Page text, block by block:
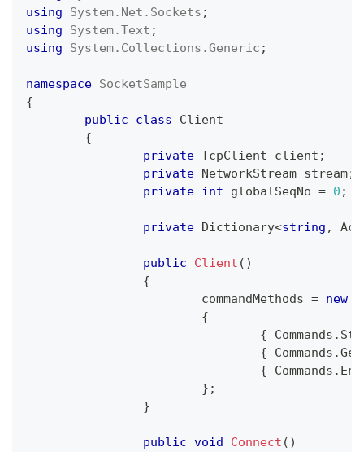
using
System. Net . Sockets ;
using
System.Text ;
using
System. Collections .Generic ;
namespace SocketSample
{
public
class
Client
{
private TcpClient client ;
private NetworkStream stream;
private int globalSeqNo = 0 ;
private Dictionary<string ,
public Client ( )
{
			commandMethods
= new
{
{ Commands .
{ Commands .
{ Commands . End
} ;
}
public void Connect ( )